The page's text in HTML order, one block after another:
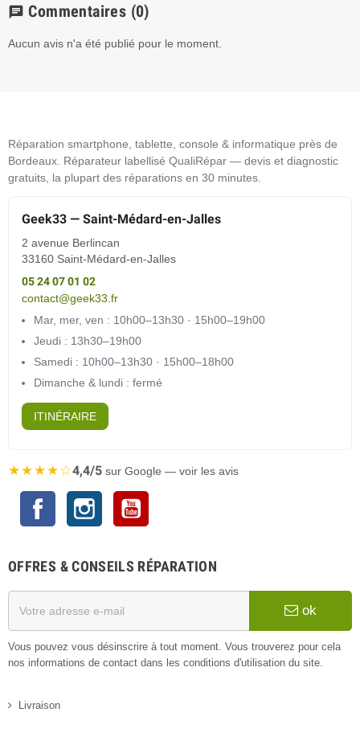
chat Commentaires (0)
Aucun avis n'a été publié pour le moment.
Réparation smartphone, tablette, console & informatique près de
Bordeaux. Réparateur labellisé QualiRépar — devis et diagnostic
gratuits, la plupart des réparations en 30 minutes.
Geek33 — Saint-Médard-en-Jalles
2 avenue Berlincan
33160 Saint-Médard-en-Jalles
05 24 07 01 02
contact@geek33.fr
Mar, mer, ven : 10h00–13h30 · 15h00–19h00
Jeudi : 13h30–19h00
Samedi : 10h00–13h30 · 15h00–18h00
Dimanche & lundi : fermé
ITINÉRAIRE
★★★★☆4,4/5 sur Google — voir les avis
Facebook Instagram
OFFRES & CONSEILS RÉPARATION
ok
Vous pouvez vous désinscrire à tout moment. Vous trouverez pour cela
nos informations de contact dans les conditions d'utilisation du site.
Livraison